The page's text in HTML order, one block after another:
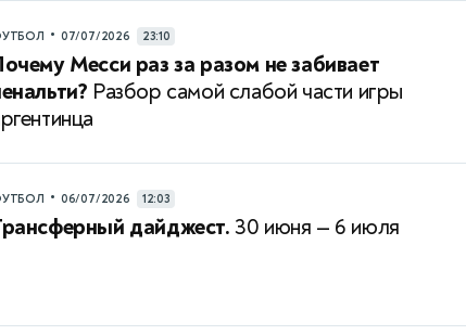
• 07/07/2026 23:10
Месси раз за разом не забивает
Разбор самой слабой части игры
• 06/07/2026 12:03
дайджест. 30 июня — 6 июля